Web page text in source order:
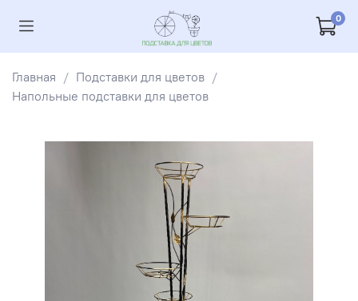
0
Главная
Подставки для цветов
Напольные подставки для цветов